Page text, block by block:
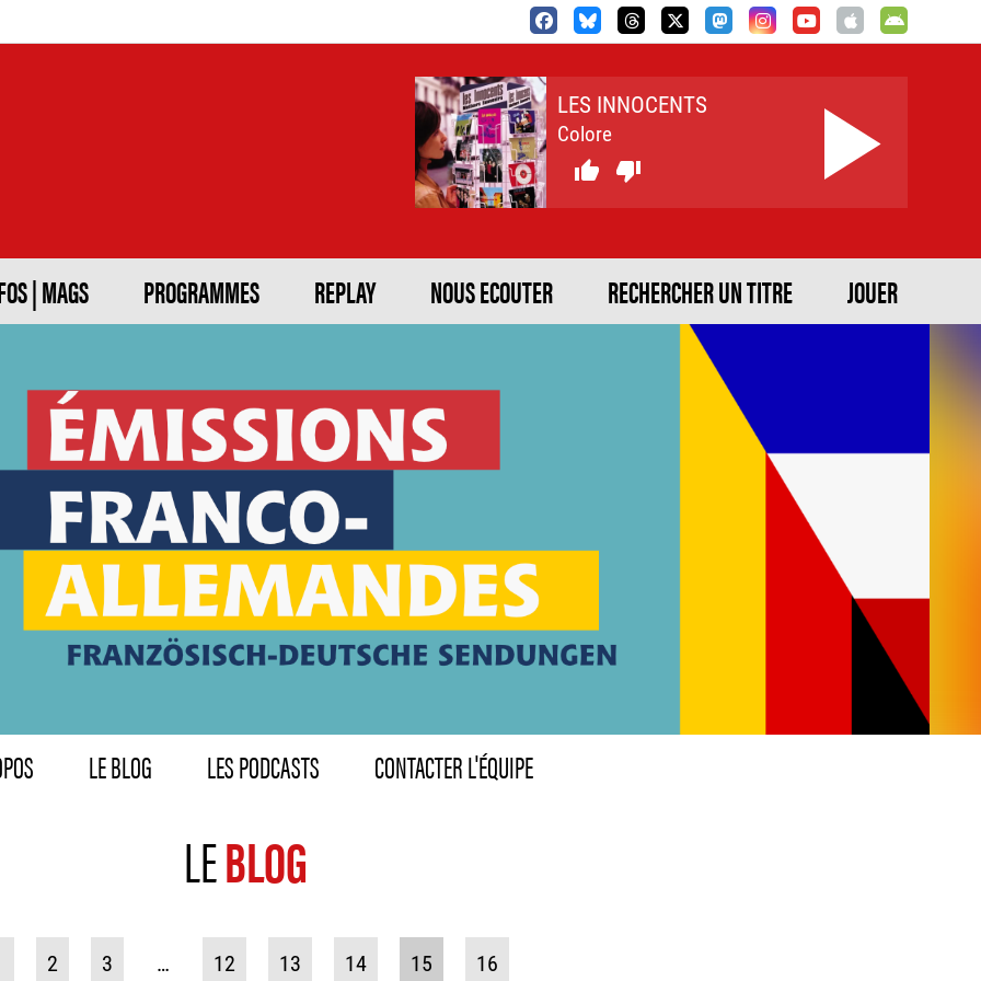
LES INNOCENTS
Colore
 
| MAGS PROGRAMMES REPLAY NOUS ECOUTER RECHERCHER UN TITRE JOUER
LE BLOG LES PODCASTS CONTACTER L'ÉQUIPE
LEBLOG
2 3 … 12 13 14 15 16